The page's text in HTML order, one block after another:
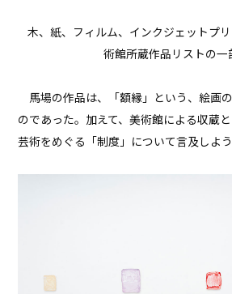
木、紙、フィルム、インクジェットプ
術館所蔵作品リストの
馬場の作品は、「額縁」という、絵画
のであった。加えて、美術館による収蔵
芸術をめぐる「制度」について言及しよう